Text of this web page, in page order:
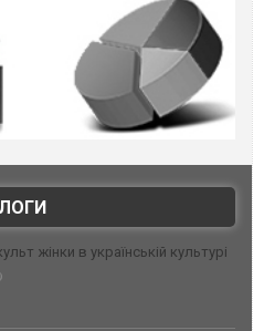
жінки в українській культурі